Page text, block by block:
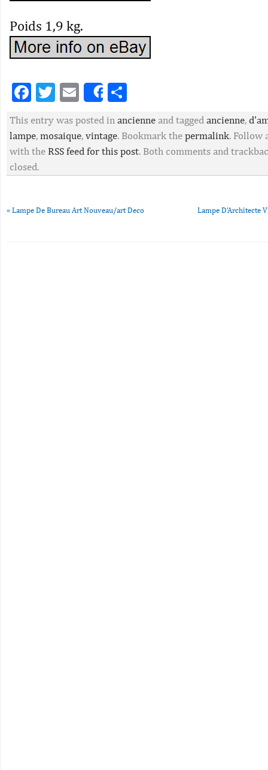
Poids 1,9 kg.
Facebook
Twitter
EmailShare
This entry was posted in ancienne and tagged ancienne,
lampe, mosaique, vintage. Bookmark the permalink. Follow
with the RSS feed for this post. Both comments and
closed.
« Lampe De Bureau Art Nouveau/art Deco Lampe D’Architecte